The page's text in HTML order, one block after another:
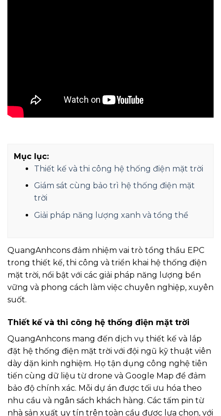
Mục lục:
Thiết kế và thi công hệ thống điện mặt trời
Giám sát cùng bảo trì hệ thống điện mặt
trời
Giải pháp năng lượng xanh và tổng thể
QuangAnhcons đảm nhiệm vai trò tổng thầu EPC
trong thiết kế, thi công và triển khai hệ thống điện
mặt trời, nổi bật với các giải pháp năng lượng bền
vững và phong cách làm việc chuyên nghiệp, xuyên
suốt.
Thiết kế và thi công hệ thống điện mặt trời
QuangAnhcons mang đến dịch vụ thiết kế và lắp
đặt hệ thống điện mặt trời với đội ngũ kỹ thuật viên
dày dặn kinh nghiệm. Họ tận dụng công nghệ tiên
tiến cùng dữ liệu từ drone và Google Map để đảm
bảo độ chính xác. Mỗi dự án được tối ưu hóa theo
nhu cầu và ngân sách khách hàng. Các tấm pin từ
nhà sản xuất uy tín trên toàn cầu được lựa chọn, với